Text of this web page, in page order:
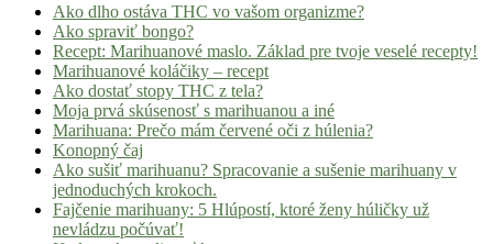
Ako dlho ostáva THC vo vašom organizme?
Ako spraviť bongo?
Recept: Marihuanové maslo. Základ pre tvoje veselé recepty!
Marihuanové koláčiky – recept
Ako dostať stopy THC z tela?
Moja prvá skúsenosť s marihuanou a iné
Marihuana: Prečo mám červené oči z húlenia?
Konopný čaj
Ako sušiť marihuanu? Spracovanie a sušenie marihuany v
jednoduchých krokoch.
Fajčenie marihuany: 5 Hlúpostí, ktoré ženy húličky už
nevládzu počúvať!